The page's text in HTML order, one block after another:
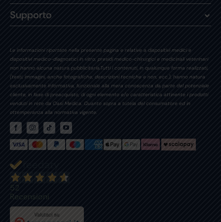
Supporto
Le informazioni riportate nella presente pagina e relative a dispositivi medici e
dispositivi medico-diagnostici in vitro, presidi medico-chirurgici e medicinali veterinari
non hanno alcuna natura pubblicitaria.Tutti i contenuti, in qualunque forma realizzati,
(testi, immagini, anche fotografiche, descrizioni tecniche e non, ecc.), hanno natura
esclusivamente informativa, funzionale alla mera conoscenza da parte del potenziale
cliente, in fase di preacquisto, di ogni elemento e/o caratteristica attinente i prodotti
venduti in rete da Oasi Medica. Quanto sopra a tutela del consumatore ed in
ottemperanza alla normativa vigente.
52
Recensioni